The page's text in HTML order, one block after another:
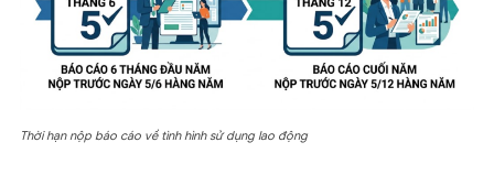
Thời hạn nộp báo cáo về tình hình sử dụng lao động